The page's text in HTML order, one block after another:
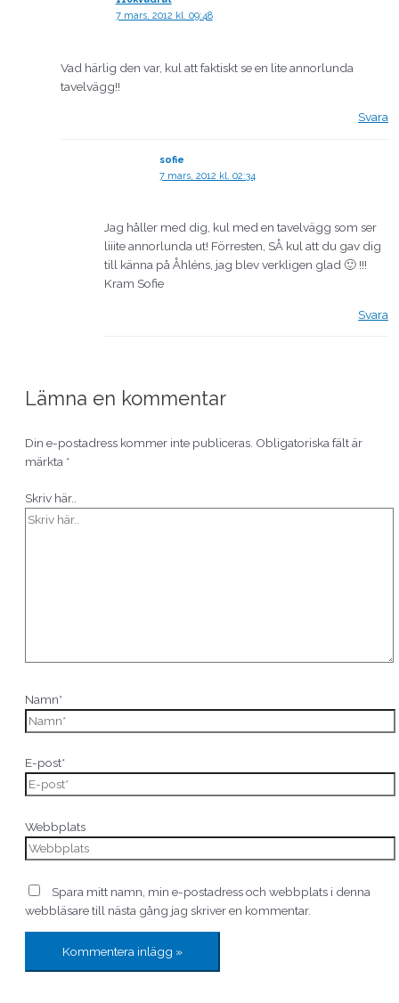
7 mars, 2012 kl. 09:48
Vad härlig den var, kul att faktiskt se en lite annorlunda
tavelvägg!!
Svara
sofie
7 mars, 2012 kl. 02:34
Jag håller med dig, kul med en tavelvägg som ser
liiite annorlunda ut! Förresten, SÅ kul att du gav dig
till känna på Åhléns, jag blev verkligen glad 🙂 !!!
Kram Sofie
Svara
Lämna en kommentar
Din e-postadress kommer inte publiceras. Obligatoriska fält är
märkta *
Skriv här..
Namn*
E-post*
Webbplats
Spara mitt namn, min e-postadress och webbplats i denna
webbläsare till nästa gång jag skriver en kommentar.